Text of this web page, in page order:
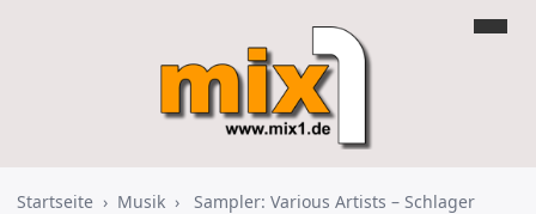
Startseite › Musik ›
Sampler: Various Artists – Schlager